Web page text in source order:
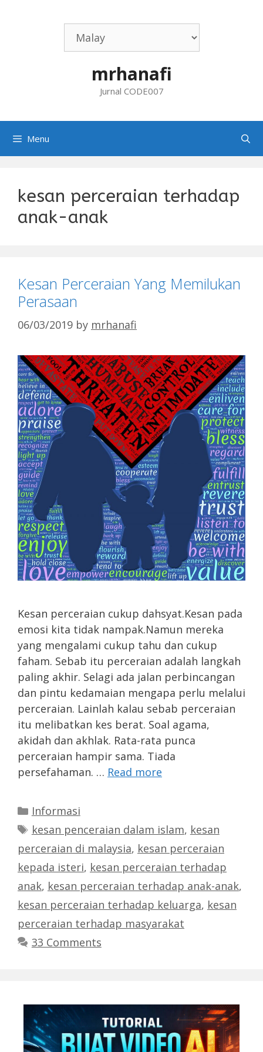
mrhanafi
Jurnal CODE007
Menu
kesan perceraian terhadap
anak-anak
Kesan Perceraian Yang Memilukan
Perasaan
06/03/2019 by mrhanafi
Kesan perceraian cukup dahsyat.Kesan pada
emosi kita tidak nampak.Namun mereka
yang mengalami cukup tahu dan cukup
faham. Sebab itu perceraian adalah langkah
paling akhir. Selagi ada jalan perbincangan
dan pintu kedamaian mengapa perlu melalui
perceraian. Lainlah kalau sebab perceraian
itu melibatkan kes berat. Soal agama,
akidah dan akhlak. Rata-rata punca
perceraian hampir sama. Tiada
persefahaman. … Read more
Categories
Informasi
Tags
kesan penceraian dalam islam, kesan
perceraian di malaysia, kesan perceraian
kepada isteri, kesan perceraian terhadap
anak, kesan perceraian terhadap anak-anak,
kesan perceraian terhadap keluarga, kesan
perceraian terhadap masyarakat
33 Comments